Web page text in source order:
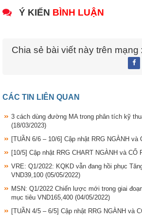
Ý KIẾN BÌNH LUẬN
Chia sẻ bài viết này trên mạng
CÁC TIN LIÊN QUAN
3 cách dùng đường MA trong phân tích kỹ
(18/03/2023)
[TUẦN 6/6 – 10/6] Cập nhật RRG NGÀNH và
[10/5] Cập nhật RRG CHART NGÀNH và CỔ
VRE: Q1/2022: KQKD vẫn đang hồi phục
VND39,100 (05/05/2022)
MSN: Q1/2022 Chiến lược mới trong giai
mục tiêu VND165,400 (04/05/2022)
[TUẦN 4/5 – 6/5] Cập nhật RRG NGÀNH và